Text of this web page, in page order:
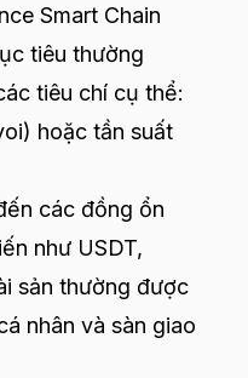
Smart Chain
tiêu thường
tiêu chí cụ thể:
hoặc tần suất
các đồng ổn
như USDT,
sản thường được
nhân và sàn giao